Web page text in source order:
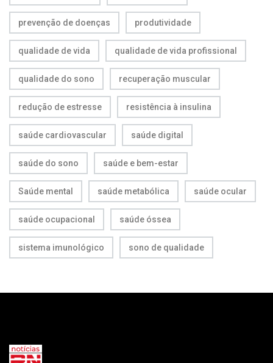
prevenção de doenças produtividade
qualidade de vida qualidade de vida profissional
qualidade do sono recuperação muscular
redução de estresse resistência à insulina
saúde cardiovascular saúde digital
saúde do sono saúde e bem-estar
Saúde mental saúde metabólica saúde ocular
saúde ocupacional saúde óssea
sistema imunológico sono de qualidade